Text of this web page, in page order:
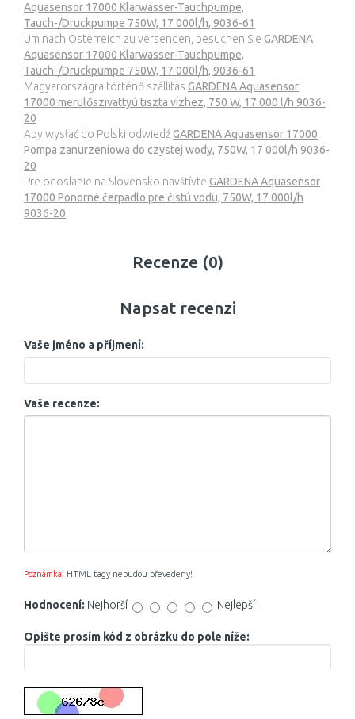
Aquasensor 17000 Klarwasser-Tauchpumpe,
Tauch-/Druckpumpe 750W, 17 000l/h, 9036-61
Um nach Österreich zu versenden, besuchen Sie GARDENA
Aquasensor 17000 Klarwasser-Tauchpumpe,
Tauch-/Druckpumpe 750W, 17 000l/h, 9036-61
Magyarországra történő szállítás GARDENA Aquasensor
17000 merülőszivattyú tiszta vízhez, 750 W, 17 000 l/h 9036-
20
Aby wysłać do Polski odwiedźGARDENA Aquasensor 17000
Pompa zanurzeniowa do czystej wody, 750W, 17 000l/h 9036-
20
Pre odoslanie na Slovensko navštívte GARDENA Aquasensor
17000 Ponorné čerpadlo pre čistú vodu, 750W, 17 000l/h
9036-20
Recenze (0)
Napsat recenzi
Vaše jméno a příjmení:
Vaše recenze:
Poznámka: HTML tagy nebudou převedeny!
Hodnocení: Nejhorší Nejlepší
Opište prosím kód z obrázku do pole níže: